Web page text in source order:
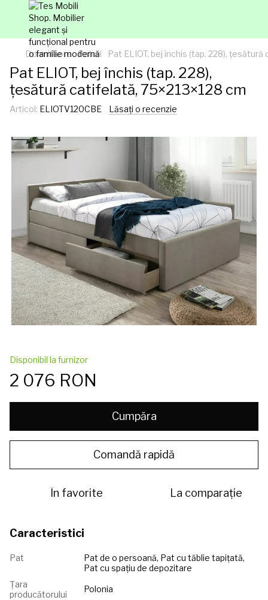
Dormitaore Paturi Pat ELIOT, bej închis (tap. 228),
Pat ELIOT, bej închis (tap. 228),
țesătură catifelată, 75×213×128 cm
Articol: ELIOTV120CBE Lăsați o recenzie
Disponibil la furnizor
2 076 RON
Cumpăra
Comandă rapidă
În favorite La comparație
Caracteristici
Pat
Pat de o persoană, Pat cu tăblie tapițată,
Pat cu spațiu de depozitare
Țara
producătorului
Polonia